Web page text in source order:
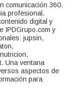
comunicación 360.
profesional.
digital y
IPDGrupo.com y
jupsin,
Una ventana
aspectos de
para